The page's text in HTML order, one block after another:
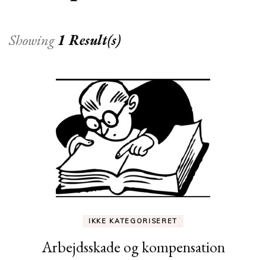
Showing1 Result(s)
IKKE KATEGORISERET
Arbejdsskade og kompensation